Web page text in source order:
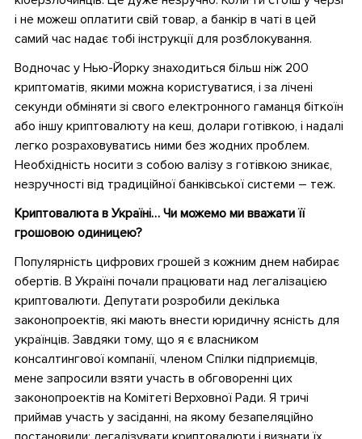
і не можеш оплатити свій товар, а банкір в чаті в цей
самий час надає тобі інструкції для розблокування.
Водночас у Нью-Йорку знаходиться більш ніж 200
криптоматів, якими можна користуватися, і за лічені
секунди обміняти зі свого електронного гаманця біткоїн
або іншу криптовалюту на кеш, долари готівкою, і надалі
легко розраховуватись ними без жодних проблем.
Необхідність носити з собою валізу з готівкою зникає,
незручності від традиційної банківської системи – теж.
Криптовалюта в Україні… Чи можемо ми вважати її
грошовою одиницею?
Популярність цифрових грошей з кожним днем набирає
обертів. В Україні почали працювати над легалізацією
криптовалюти. Депутати розробили декілька
законопроектів, які мають внести юридичну ясність для
українців. Завдяки тому, що я є власником
консалтингової компанії, членом Спілки підприємців,
мене запросили взяти участь в обговоренні цих
законопроектів на Комітеті Верховної Ради. Я тричі
приймав участь у засіданні, на якому безапеляційно